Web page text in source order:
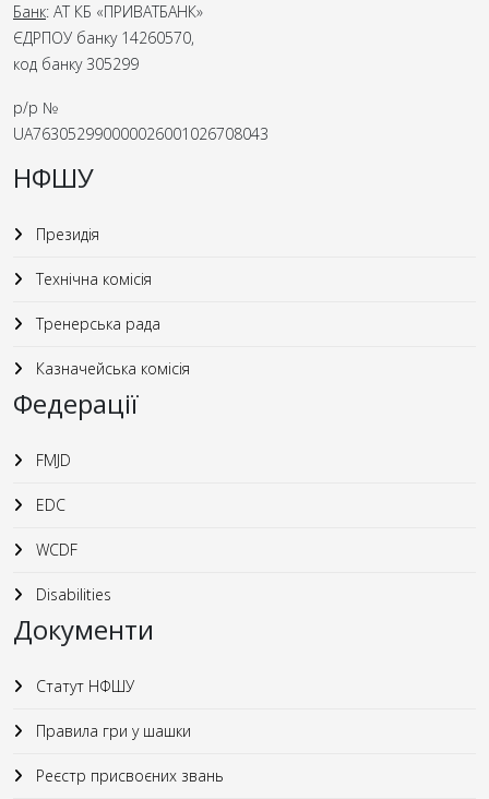
Банк: АТ КБ «ПРИВАТБАНК»
ЄДРПОУ банку 14260570,
код банку 305299
р/р №
UA763052990000026001026708043
НФШУ
Президія
Технічна комісія
Тренерська рада
Казначейська комісія
Федерації
FMJD
EDC
WCDF
Disabilities
Документи
Статут НФШУ
Правила гри у шашки
Реєстр присвоєних звань